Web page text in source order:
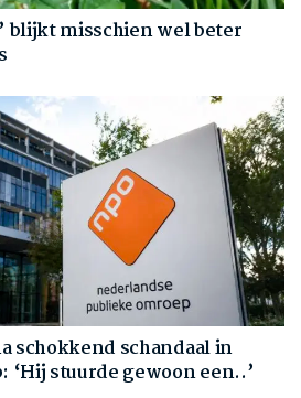
blijkt misschien wel beter
schokkend schandaal in
‘Hij stuurde gewoon een..’